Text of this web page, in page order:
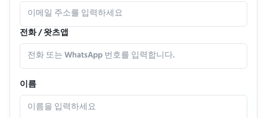
전화 / 왓츠앱
이름